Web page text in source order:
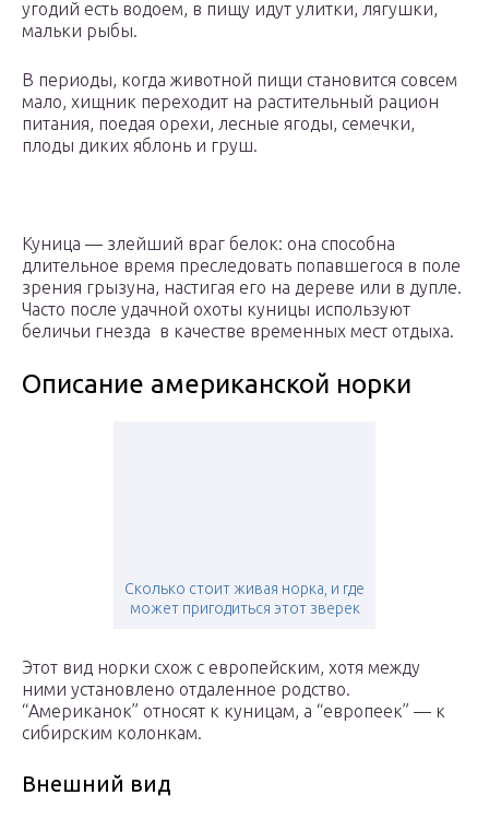
угодий есть водоем, в пищу идут улитки, лягушки,
мальки рыбы.
В периоды, когда животной пищи становится совсем
мало, хищник переходит на растительный рацион
питания, поедая орехи, лесные ягоды, семечки,
плоды диких яблонь и груш.
Куница — злейший враг белок: она способна
длительное время преследовать попавшегося в поле
зрения грызуна, настигая его на дереве или в дупле.
Часто после удачной охоты куницы используют
беличьи гнезда в качестве временных мест отдыха.
Описание американской норки
Сколько стоит живая норка, и где
может пригодиться этот зверек
Этот вид норки схож с европейским, хотя между
ними установлено отдаленное родство.
“Американок” относят к куницам, а “европеек” — к
сибирским колонкам.
Внешний вид